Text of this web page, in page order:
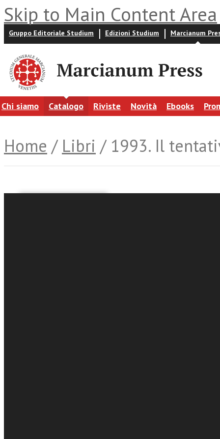
Skip to Main Content Area
Gruppo Editoriale Studium Edizioni Studium Marcianum
Chi siamo Catalogo Riviste Novità Ebooks
Home / Libri / 1993. Il